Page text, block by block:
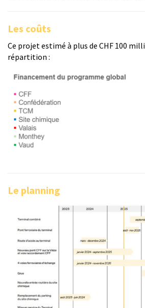
Les coûts
Ce projet estimé à plus de CHF 100
répartition :
Le planning